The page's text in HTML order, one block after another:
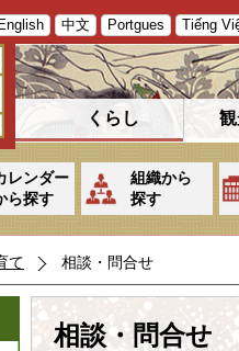
English 中文 Portgues Tiếng
くらし
レンダー
ら探す
組織から
探す
て 相談・問合せ
相談・問合せ